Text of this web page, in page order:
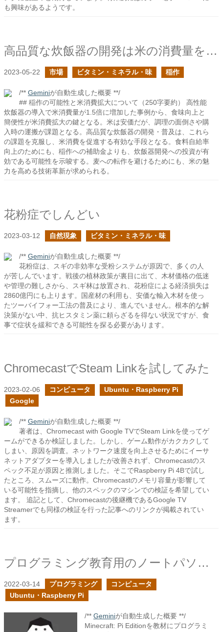
も興味があるようです。
高品質な炊飯器の開発は米の消費量を上げる
2023-05-22 市場 ビタミン・ミネラル・味 稲作
/** Geminiが自動生成した概要 **/
## 稲作の可能性と米消費拡大について（250字要約） 高性能
炊飯器の導入で米消費量が1.5倍に増加した事例から、食味向上と
簡便性が米消費拡大の鍵となる。米は安価だが、調理の面倒さや購
入時の運搬が課題となる。高品質な炊飯器の開発・普及は、これら
の課題を克服し、米消費を促進する有効な手段となる。食料自給率
向上のためにも、稲作への補助金よりも、炊飯器開発への投資が有
効である可能性を示唆する。麦への転作を避けるためにも、米の魅
力を高める技術革新が求められる。
花粉症でしんどい
2023-03-12 自然現象 ビタミン・ミネラル・味
/** Geminiが自動生成した概要 **/
花粉症は、スギの非効率な受粉システムが原因で、多くの人
が苦しんでいます。戦後の植林政策が裏目に出て、木材価格の低迷
や管理の難しさから、スギ林は放置され、花粉症による経済損失は
2860億円にも上ります。国産材の利用も、安価な輸入木材を使っ
たツーバイフォー工法の普及により、進んでいません。根本的な解
決策がない中、抗ヒスタミン薬に頼らざるを得ない状況ですが、食
事で症状を緩和できる可能性を探る必要があります。
ChromecastでSteam Linkを試してみた
2023-02-06 コンピュータ
Ubuntu・Raspberry Pi
Google
/** Geminiが自動生成した概要 **/
著者は、Chromecast with Google TVでSteam Linkを使ってゲ
ームができるか検証しました。しかし、ゲーム動作がカクカクして
しまい、原因を調査。ネットワーク速度を向上させるためにイーサ
ネットアダプターを導入しましたが改善されず、Chromecastのス
ペック不足が原因と推測しました。そこでRaspberry Pi 4Bで試し
たところ、スムーズに動作。Chromecastのメモリ容量が影響して
いる可能性を指摘し、他のスペックのマシンでの検証を希望してい
ます。 追記として、Chromecastの後継機であるGoogle TV
Streamerでも同様の検証を行った記事へのリンクが掲載されてい
ます。
プログラミング教育用のノートパソコンを探せ
2022-03-14 プログラミング
コンピュータ
Ubuntu・Raspberry Pi
/** Geminiが自動生成した概要 **/
Minecraft: Pi Editionを教材にプログラミ